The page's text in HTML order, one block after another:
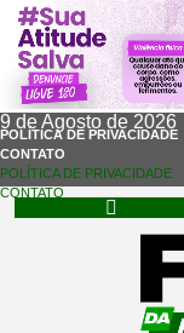
9 de Agosto de 2026
POLÍTICA DE PRIVACIDADE
CONTATO
POLÍTICA DE PRIVACIDADE
CONTATO